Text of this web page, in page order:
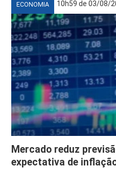
ECONOMIA 10h59 de 03/08/
Mercado reduz
expectativa de